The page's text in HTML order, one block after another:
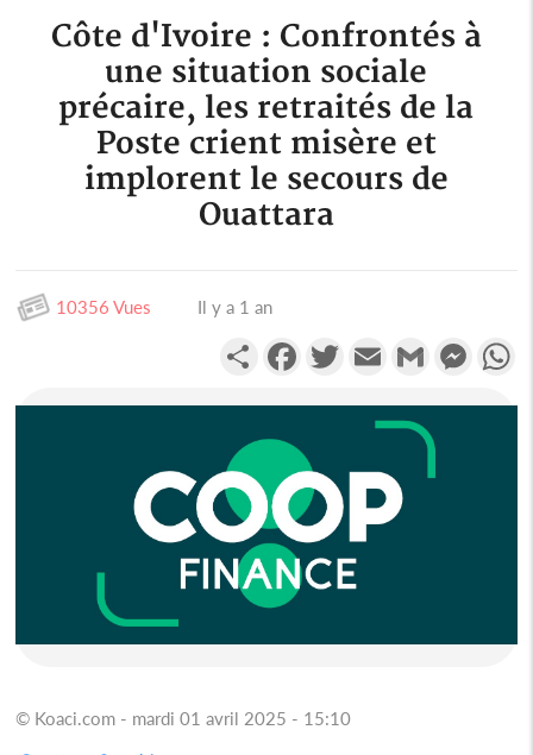
Côte d'Ivoire : Confrontés à
une situation sociale
précaire, les retraités de la
Poste crient misère et
implorent le secours de
Ouattara
10356 Vues Il y a 1 an
PartagerFacebookTwitterEmail Gmail
© Koaci.com - mardi 01 avril 2025 - 15:10